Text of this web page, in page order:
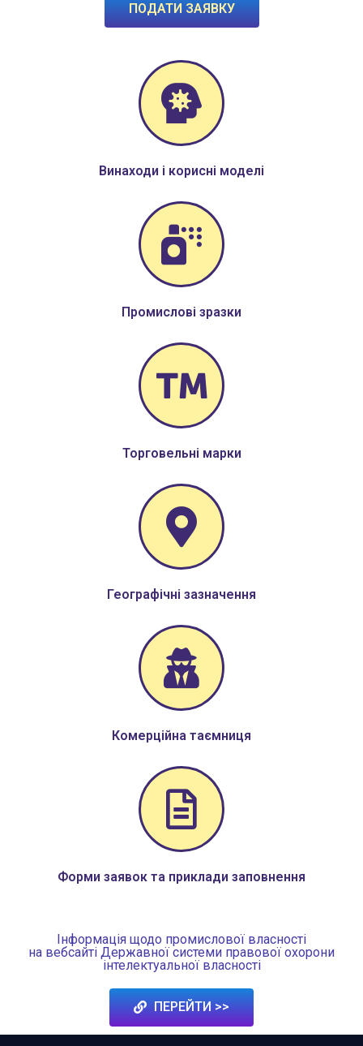
ПОДАТИ ЗАЯВКУ
Винаходи і корисні моделі
Промислові зразки
Торговельні марки
Географічні зазначення
Комерційна таємниця
Форми заявок та приклади заповнення
Інформація щодо промислової власності
на вебсайті Державної системи правової охорони
інтелектуальної власності
ПЕРЕЙТИ >>